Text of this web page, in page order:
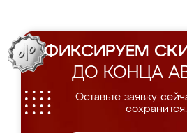
ФИКСИРУЕМ
ДО КОНЦА
Оставьте заявку
сохранится.